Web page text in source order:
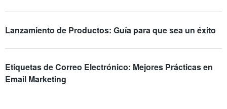
Lanzamiento de Productos: Guía para que sea un éxito
Etiquetas de Correo Electrónico: Mejores Prácticas en
Email Marketing